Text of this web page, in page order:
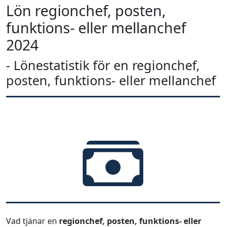
Lön regionchef, posten,
funktions- eller mellanchef
2024
- Lönestatistik för en regionchef,
posten, funktions- eller mellanchef
Vad tjänar en regionchef, posten, funktions- eller